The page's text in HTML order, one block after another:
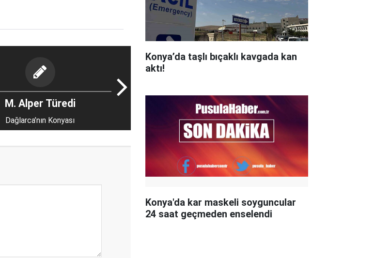
M. Alper Türedi
Dağlarca’nın Konyası
Konya’da taşlı bıçaklı kavgada kan
aktı!
Konya'da kar maskeli soyguncular
24 saat geçmeden enselendi